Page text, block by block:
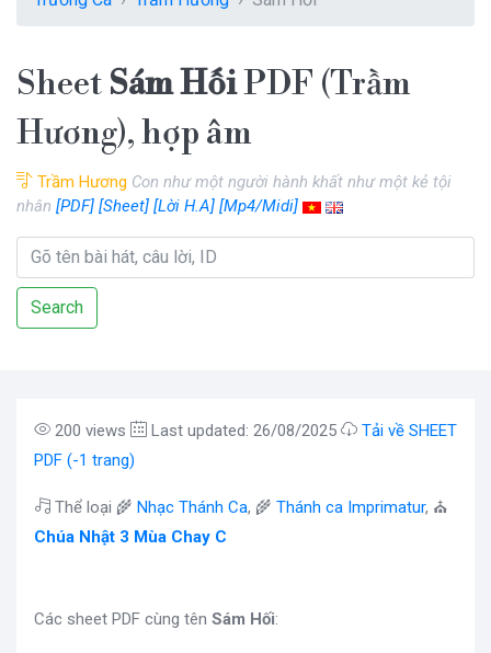
Sheet Sám HốiPDF (Trầm
Hương), hợp âm
Trầm Hương Con như một người hành khất như một kẻ tội
nhân [PDF] [Sheet] [Lời H.A] [Mp4/Midi]
Search
200 views Last updated: 26/08/2025
Tải về SHEET
PDF (-1 trang)
Thể loại 🌾 Nhạc Thánh Ca, 🌾 Thánh ca Imprimatur, ⛪
Chúa Nhật 3 Mùa Chay C
Các sheet PDF cùng tên Sám Hối: